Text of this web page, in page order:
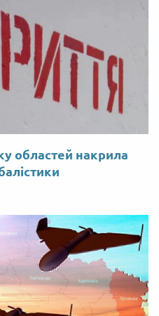
областей накрила